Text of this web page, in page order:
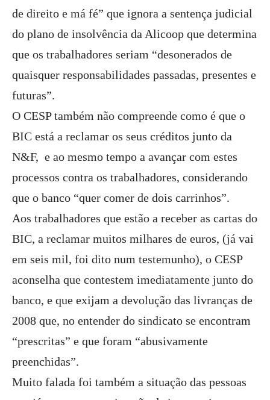
de direito e má fé” que ignora a sentença judicial
do plano de insolvência da Alicoop que determina
que os trabalhadores seriam “desonerados de
quaisquer responsabilidades passadas, presentes e
futuras”.
O CESP também não compreende como é que o
BIC está a reclamar os seus créditos junto da
N&F, e ao mesmo tempo a avançar com estes
processos contra os trabalhadores, considerando
que o banco “quer comer de dois carrinhos”.
Aos trabalhadores que estão a receber as cartas do
BIC, a reclamar muitos milhares de euros, (já vai
em seis mil, foi dito num testemunho), o CESP
aconselha que contestem imediatamente junto do
banco, e que exijam a devolução das livranças de
2008 que, no entender do sindicato se encontram
“prescritas” e que foram “abusivamente
preenchidas”.
Muito falada foi também a situação das pessoas